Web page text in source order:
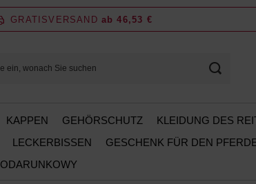
GRATISVERSAND ab 46,53 €
KAPPEN GEHÖRSCHUTZ KLEIDUNG DES
LECKERBISSEN GESCHENK FÜR DEN